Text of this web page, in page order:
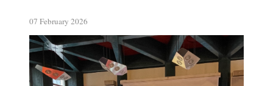
07 February 2026